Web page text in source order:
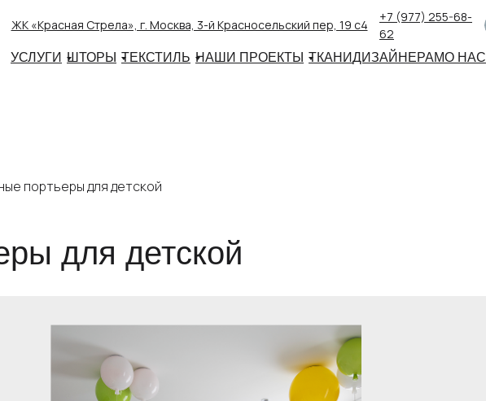
УСЛУГИ ШТОРЫ ТЕКСТИЛЬ НАШИ ПРОЕКТЫ ТКАНИДИЗАЙНЕРАМО НАС
+7 (977) 255-68-
62
ЖК «Красная Стрела», г. Москва, 3-й Красносельский пер, 19 с4
портьеры для детской
для детской